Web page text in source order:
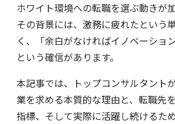
ホワイト環境への転職を選ぶ動きが
その背景には、激務に疲れたという
く、「余白がなければイノベーショ
という確信があります。
本記事では、トップコンサルタント
業を求める本質的な理由と、転職先
指標、そして実際に活躍し続けるた